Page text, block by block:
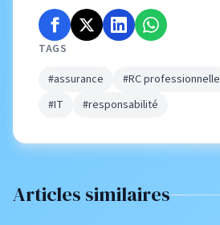
TAGS
#assurance
#RC professionnelle
#IT
#responsabilité
Articles similaires